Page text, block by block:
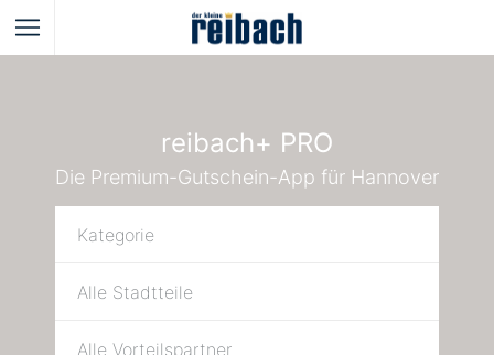
reibach+ PRO
Die Premium-Gutschein-App für Hannover